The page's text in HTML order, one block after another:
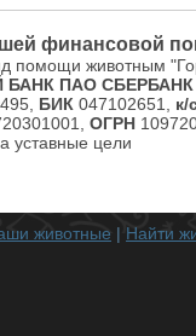
финансовой
помощи животным
ПАО
БИК 047102651, к/
ОГРН
уставные цели
животные | Найти